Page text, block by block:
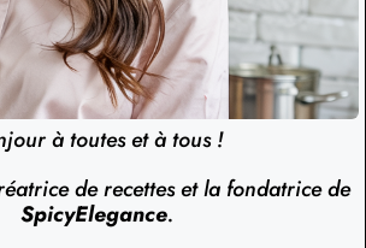
à toutes et à tous !
de recettes et la fondatrice de
SpicyElegance.